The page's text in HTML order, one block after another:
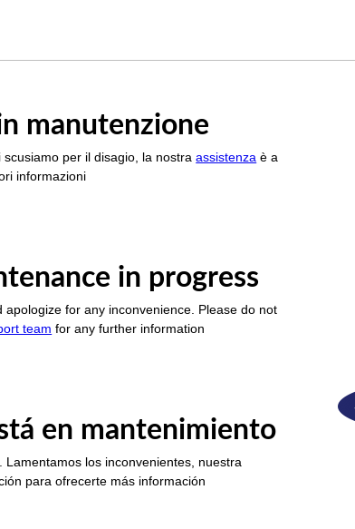
manutenzione
scusiamo per il disagio, la nostraassistenza è a
informazioni
in progress
apologize for any inconvenience. Please do not
team for any further information
en mantenimiento
Lamentamos los inconvenientes, nuestra
para ofrecerte más información